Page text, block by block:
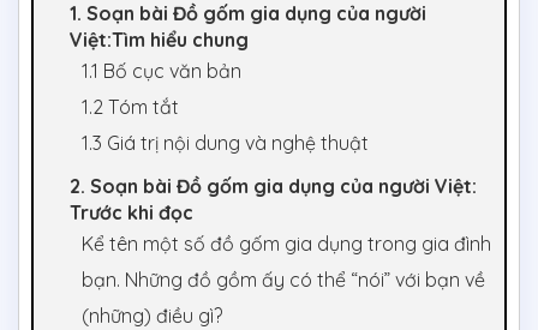
1. Soạn bài Đồ gốm gia dụng của người
Việt:Tìm hiểu chung
1.1 Bố cục văn bản
1.2 Tóm tắt
1.3 Giá trị nội dung và nghệ thuật
2. Soạn bài Đồ gốm gia dụng của người Việt:
Trước khi đọc
Kể tên một số đồ gốm gia dụng trong gia đình
bạn. Những đồ gồm ấy có thể “nói” với bạn về
(những) điều gì?